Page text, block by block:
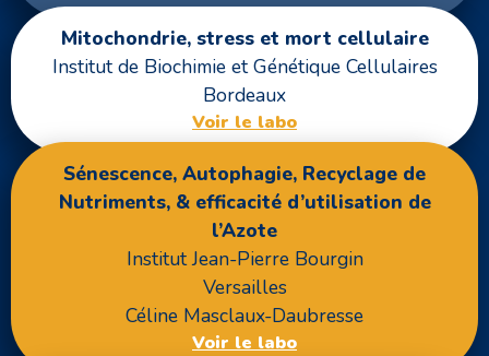
Mitochondrie, stress et mort cellulaire
Institut de Biochimie et Génétique Cellulaires
Bordeaux
Voir le labo
Sénescence, Autophagie, Recyclage de
Nutriments, & efficacité d’utilisation de
l’Azote
Institut Jean-Pierre Bourgin
Versailles
Céline Masclaux-Daubresse
Voir le labo